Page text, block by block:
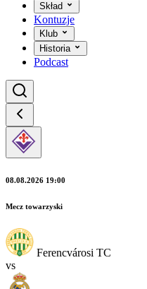
Skład
Kontuzje
Klub
Historia
Podcast
08.08.2026 19:00
Mecz towarzyski
Ferencvárosi TC
vs